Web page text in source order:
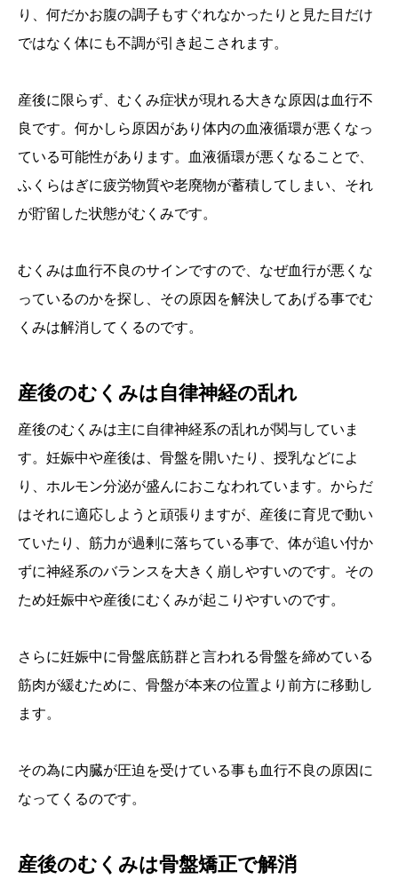
り、何だかお腹の調子もすぐれなかったりと見た目だけ
ではなく体にも不調が引き起こされます。
産後に限らず、むくみ症状が現れる大きな原因は血行不
良です。何かしら原因があり体内の血液循環が悪くなっ
ている可能性があります。血液循環が悪くなることで、
ふくらはぎに疲労物質や老廃物が蓄積してしまい、それ
が貯留した状態がむくみです。
むくみは血行不良のサインですので、なぜ血行が悪くな
っているのかを探し、その原因を解決してあげる事でむ
くみは解消してくるのです。
産後のむくみは自律神経の乱れ
産後のむくみは主に自律神経系の乱れが関与していま
す。妊娠中や産後は、骨盤を開いたり、授乳などによ
り、ホルモン分泌が盛んにおこなわれています。からだ
はそれに適応しようと頑張りますが、産後に育児で動い
ていたり、筋力が過剰に落ちている事で、体が追い付か
ずに神経系のバランスを大きく崩しやすいのです。その
ため妊娠中や産後にむくみが起こりやすいのです。
さらに妊娠中に骨盤底筋群と言われる骨盤を締めている
筋肉が緩むために、骨盤が本来の位置より前方に移動し
ます。
その為に内臓が圧迫を受けている事も血行不良の原因に
なってくるのです。
産後のむくみは骨盤矯正で解消